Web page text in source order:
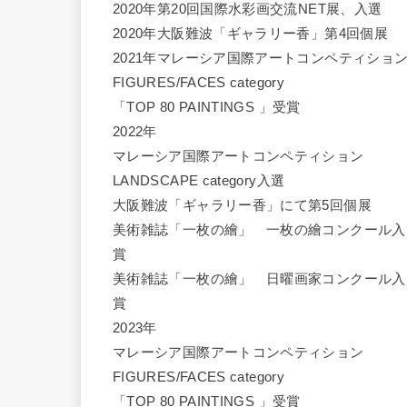
2020年第20回国際水彩画交流NET展、入選
2020年大阪難波「ギャラリー香」第4回個展
2021年マレーシア国際アートコンペティショ
FIGURES/FACES category
「TOP 80 PAINTINGS 」受賞
2022年
マレーシア国際アートコンペティション
LANDSCAPE category入選
大阪難波「ギャラリー香」にて第5回個展
美術雑誌「一枚の繪」 一枚の繪コンクール入
賞
美術雑誌「一枚の繪」 日曜画家コンクール入
賞
2023年
マレーシア国際アートコンペティション
FIGURES/FACES category
「TOP 80 PAINTINGS 」受賞